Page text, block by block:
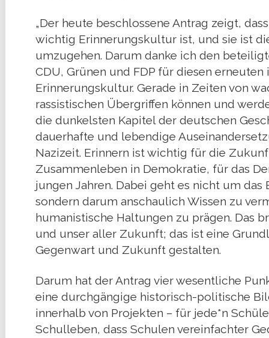
„Der heute beschlossene Antrag zeigt,
wichtig Erinnerungskultur ist, und sie ist
umzugehen. Darum danke ich den
CDU, Grünen und FDP für diesen
Erinnerungskultur. Gerade in Zeiten von
rassistischen Übergriffen können und
die dunkelsten Kapitel der deutschen
dauerhafte und lebendige
Nazizeit. Erinnern ist wichtig für die
Zusammenleben in Demokratie, für das
jungen Jahren. Dabei geht es nicht um das
sondern darum anschaulich Wissen zu
humanistische Haltungen zu prägen. Das
und unser aller Zukunft; das ist eine
Gegenwart und Zukunft gestalten.
Darum hat der Antrag vier wesentliche
eine durchgängige historisch-politische
innerhalb von Projekten – für jede*n
Schulleben, dass Schulen vereinfachter